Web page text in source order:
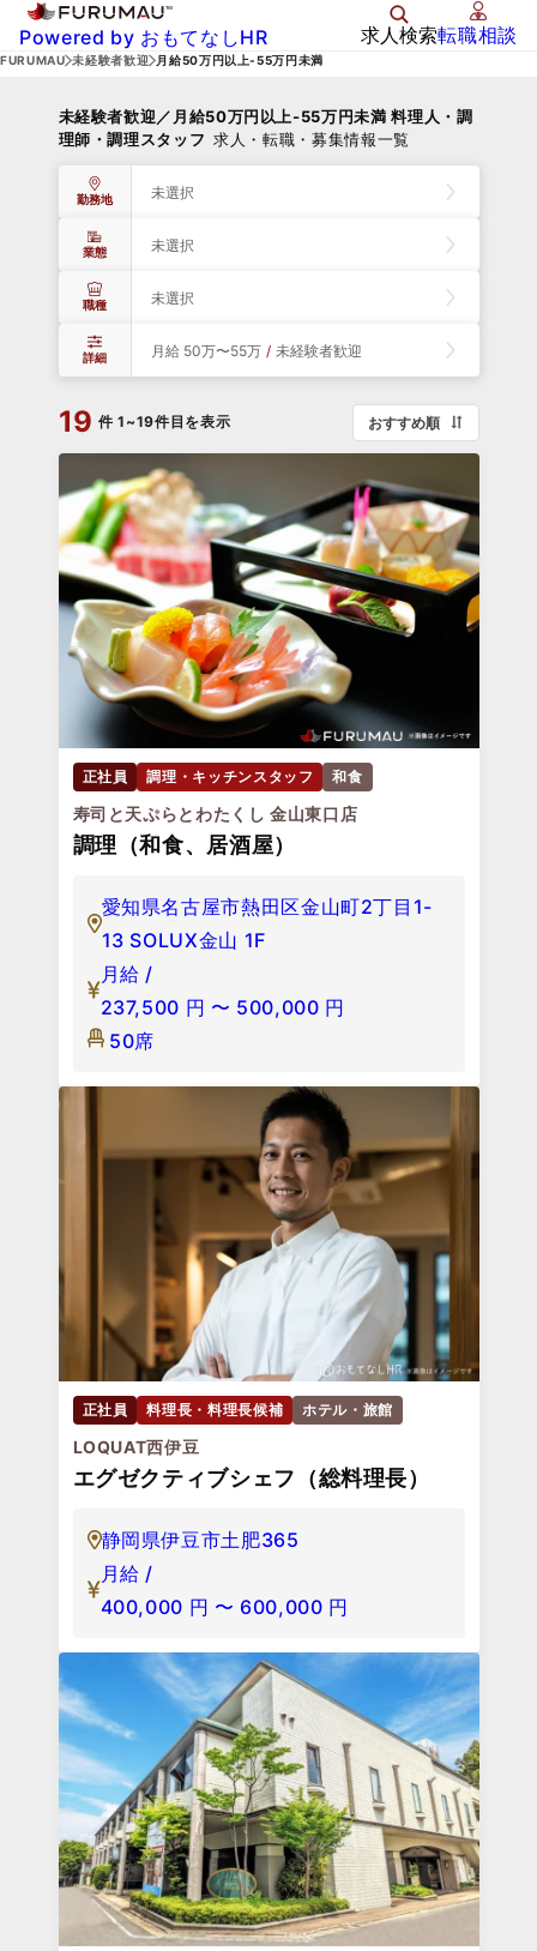
Powered by おもてなしHR 求人検索転職相談
FURUMAU 未経験者歓迎 月給50万円以上-55万円未満
未経験者歓迎／月給50万円以上-55万円未満 料理人・調
理師・調理スタッフ 求人・転職・募集情報一覧
勤務地 未選択
業態 未選択
職種 未選択
詳細 月給 50万〜55万 / 未経験者歓迎
19 件 1~19件目を表示 おすすめ順
正社員 調理・キッチンスタッフ 和食
寿司と天ぷらとわたくし 金山東口店
調理（和食、居酒屋）
愛知県名古屋市熱田区金山町2丁目1-
13 SOLUX金山 1F
月給 /
237,500 円 〜 500,000 円
50席
正社員 料理長・料理長候補 ホテル・旅館
LOQUAT西伊豆
エグゼクティブシェフ（総料理長）
静岡県伊豆市土肥365
月給 /
400,000 円 〜 600,000 円